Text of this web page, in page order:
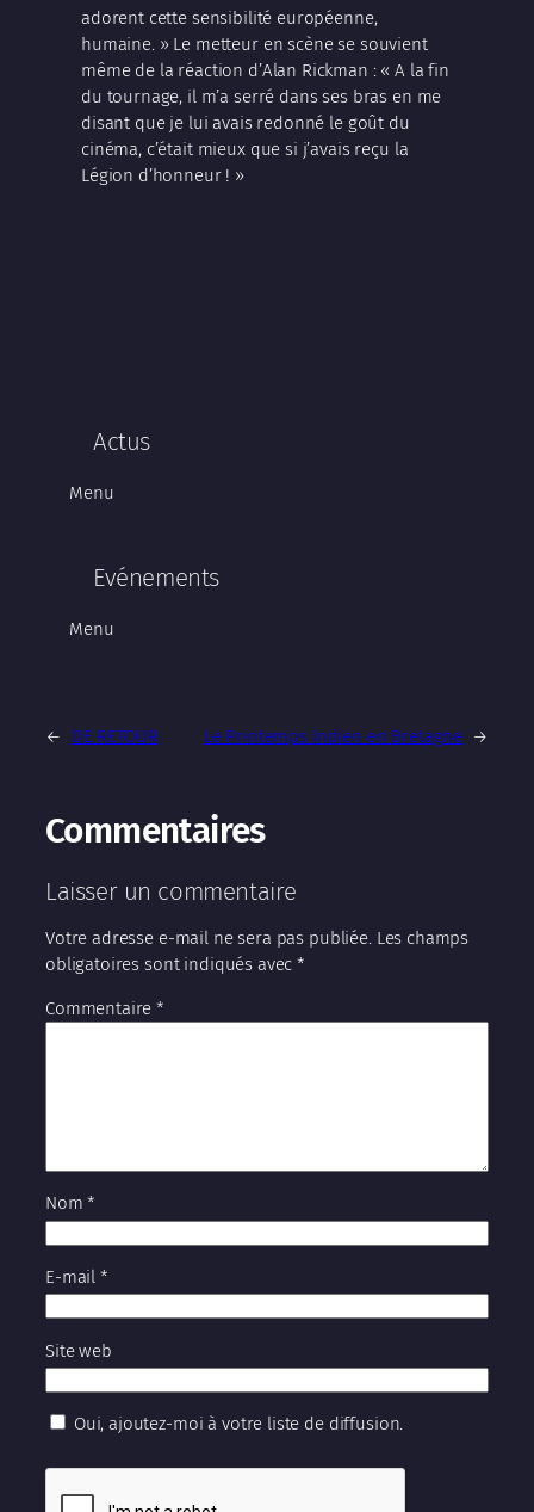
adorent cette sensibilité européenne,
humaine. » Le metteur en scène se souvient
même de la réaction d’Alan Rickman : « A la fin
du tournage, il m’a serré dans ses bras en me
disant que je lui avais redonné le goût du
cinéma, c’était mieux que si j’avais reçu la
Légion d’honneur ! »
Actus
Menu
Evénements
Menu
← DE RETOUR Le Printemps Indien en Bretagne →
Commentaires
Laisser un commentaire
Votre adresse e-mail ne sera pas publiée. Les champs
obligatoires sont indiqués avec*
Commentaire*
Nom*
E-mail *
Site web
Oui, ajoutez-moi à votre liste de diffusion.